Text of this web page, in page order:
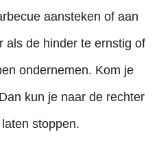
aansteken of aan
als de hinder te ernstig of
ondernemen. Kom je
kun je naar de rechter
stoppen.